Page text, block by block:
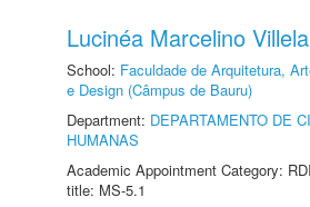
Lucinéa Marcelino Villela
School: Faculdade de Arquitetura,
e Design (Câmpus de Bauru)
Department: DEPARTAMENTO DE
HUMANAS
Academic Appointment Category:
title: MS-5.1